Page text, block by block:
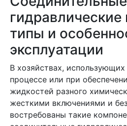
типы и
эксплуатации
В хозяйствах,
процессе или при
жидкостей разного
жесткими включениями и
востребованы такие